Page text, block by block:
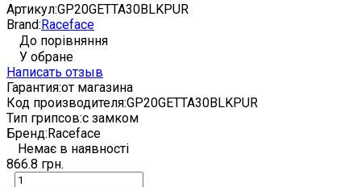
Артикул:GP20GETTA30BLKPUR
Brand:Raceface
До порівняння
У обране
Написать отзыв
Гарантия:от магазина
Код производителя:GP20GETTA30BLKPUR
Тип грипсов:с замком
Бренд:Raceface
Немає в наявності
866.8 грн.